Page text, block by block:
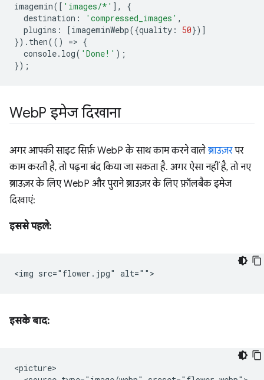
imagemin([ 'images/*' ],
{
destination : 'compressed_images' ,
plugins : [imageminWebp({quality : 50})]
}). then(() => {
console. log( 'Done!' );
});
WebP इमेज दिखाना
अगर आपकी साइट सिर्फ़ WebP के साथ काम करने वाले ब्राउज़रपर
काम करती है, तो पढ़ना बंद किया जा सकता है. अगर ऐसा नहीं है, तो नए
ब्राउज़र के लिए WebP और पुराने ब्राउज़र के लिए फ़ॉलबैक इमेज
दिखाएं:
इससे पहले:
इसके बाद:
<picture>